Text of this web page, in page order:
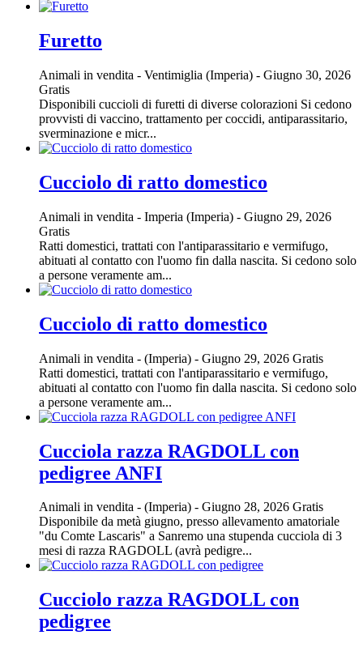
Furetto
Animali in vendita - Ventimiglia (Imperia) - Giugno 30, 2026
Gratis
Disponibili cuccioli di furetti di diverse colorazioni Si cedono
provvisti di vaccino, trattamento per coccidi, antiparassitario,
sverminazione e micr...
Cucciolo di ratto domestico
Animali in vendita - Imperia (Imperia) - Giugno 29, 2026
Gratis
Ratti domestici, trattati con l'antiparassitario e vermifugo,
abituati al contatto con l'uomo fin dalla nascita. Si cedono solo
a persone veramente am...
Cucciolo di ratto domestico
Animali in vendita - (Imperia) - Giugno 29, 2026 Gratis
Ratti domestici, trattati con l'antiparassitario e vermifugo,
abituati al contatto con l'uomo fin dalla nascita. Si cedono solo
a persone veramente am...
Cucciola razza RAGDOLL con
pedigree ANFI
Animali in vendita - (Imperia) - Giugno 28, 2026 Gratis
Disponibile da metà giugno, presso allevamento amatoriale
"du Comte Lascaris" a Sanremo una stupenda cucciola di 3
mesi di razza RAGDOLL (avrà pedigre...
Cucciolo razza RAGDOLL con
pedigree